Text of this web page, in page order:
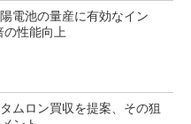
電池の量産に有効なイン
の性能向上
ムロン買収を提案、その狙